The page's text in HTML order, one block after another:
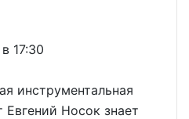
17:30
инструментальная
Носок знает